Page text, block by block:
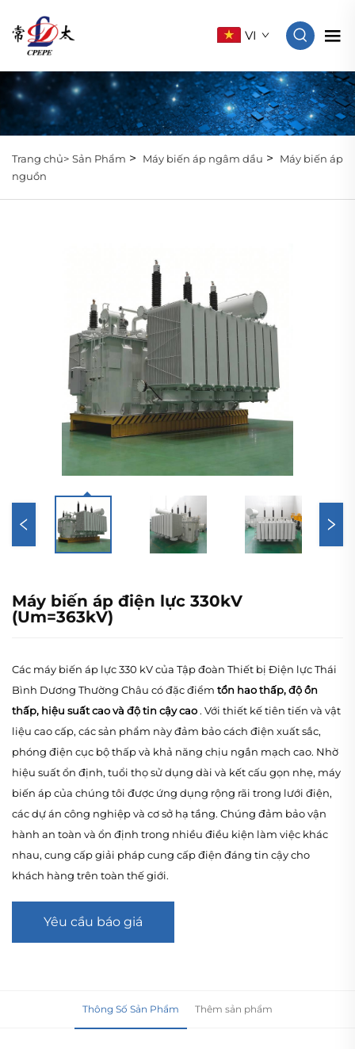
VI
Trang chủ> Sản Phẩm > Máy biến áp ngâm dầu >
Máy biến áp
nguồn
Máy biến áp điện lực 330kV
(Um=363kV)
Các máy biến áp lực 330 kV của Tập đoàn Thiết bị Điện lực Thái
Bình Dương Thường Châu có đặc điểm tổn hao thấp, độ ồn
thấp, hiệu suất cao và độ tin cậy cao . Với thiết kế tiên tiến và vật
liệu cao cấp, các sản phẩm này đảm bảo cách điện xuất sắc,
phóng điện cục bộ thấp và khả năng chịu ngắn mạch cao. Nhờ
hiệu suất ổn định, tuổi thọ sử dụng dài và kết cấu gọn nhẹ, máy
biến áp của chúng tôi được ứng dụng rộng rãi trong lưới điện,
các dự án công nghiệp và cơ sở hạ tầng. Chúng đảm bảo vận
hành an toàn và ổn định trong nhiều điều kiện làm việc khác
nhau, cung cấp giải pháp cung cấp điện đáng tin cậy cho
khách hàng trên toàn thế giới.
Yêu cầu báo giá
Thông Số Sản Phẩm Thêm sản phẩm